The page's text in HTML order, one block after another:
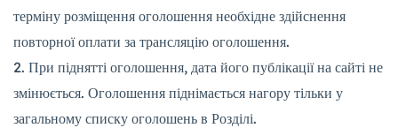
терміну розміщення оголошення необхідне здійснення
повторної оплати за трансляцію оголошення.
При піднятті оголошення, дата його публікації на сайті не
змінюється. Оголошення піднімається нагору тільки у
загальному списку оголошень в Розділі.